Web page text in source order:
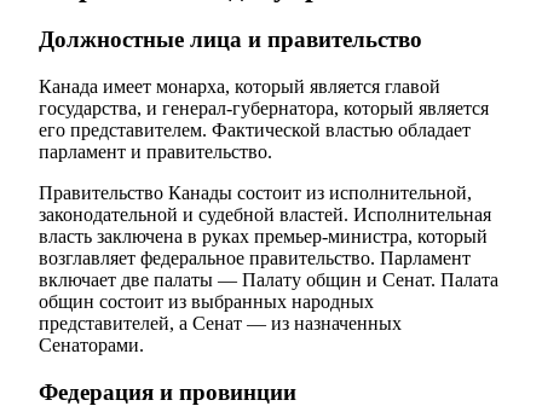
Должностные лица и правительство
Канада имеет монарха, который является главой
государства, и генерал-губернатора, который является
его представителем. Фактической властью обладает
парламент и правительство.
Правительство Канады состоит из исполнительной,
законодательной и судебной властей. Исполнительная
власть заключена в руках премьер-министра, который
возглавляет федеральное правительство. Парламент
включает две палаты — Палату общин и Сенат. Палата
общин состоит из выбранных народных
представителей, а Сенат — из назначенных
Сенаторами.
Федерация и провинции